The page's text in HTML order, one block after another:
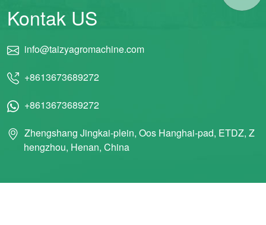
Kontak US
info@taizyagromachine.com
+8613673689272
+8613673689272
Zhengshang Jingkai-plein, Oos Hanghai-pad, ETDZ, Z
hengzhou, Henan, China